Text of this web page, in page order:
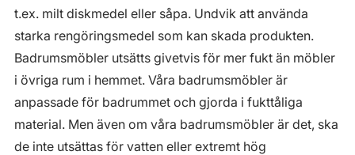
t.ex. milt diskmedel eller såpa. Undvik att använda
starka rengöringsmedel som kan skada produkten.
Badrumsmöbler utsätts givetvis för mer fukt än möbler
i övriga rum i hemmet. Våra badrumsmöbler är
anpassade för badrummet och gjorda i fukttåliga
material. Men även om våra badrumsmöbler är det, ska
de inte utsättas för vatten eller extremt hög